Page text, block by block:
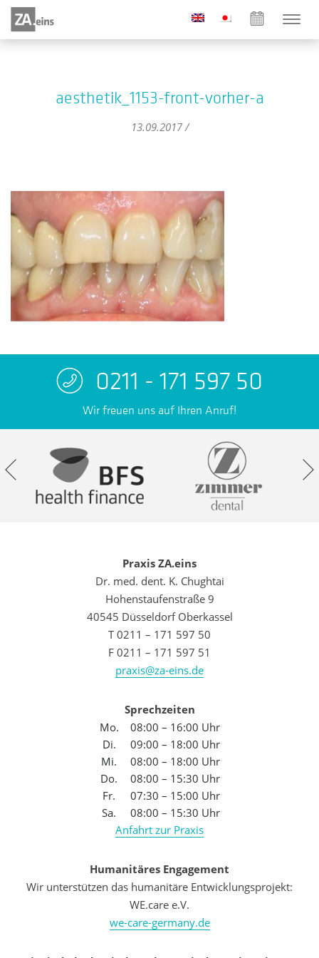
aesthetik_1153-front-vorher-a
13.09.2017 /
0211 - 171 597 50
Wir freuen uns auf Ihren Anruf!
Praxis ZA.eins
Dr. med. dent. K. Chughtai
Hohenstaufenstraße 9
40545 Düsseldorf Oberkassel
T 0211 – 171 597 50
F 0211 – 171 597 51
praxis@za-eins.de
Sprechzeiten
Mo.
08:00 – 16:00 Uhr
Di.
09:00 – 18:00 Uhr
Mi.
08:00 – 18:00 Uhr
Do.
08:00 – 15:30 Uhr
Fr.
07:30 – 15:00 Uhr
Sa.
08:00 – 15:30 Uhr
Anfahrt zur Praxis
Humanitäres Engagement
Wir unterstützen das humanitäre Entwicklungsprojekt:
WE.care e.V.
we-care-germany.de